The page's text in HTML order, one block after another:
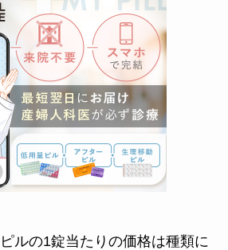
ルの1錠当たりの価格は種類に